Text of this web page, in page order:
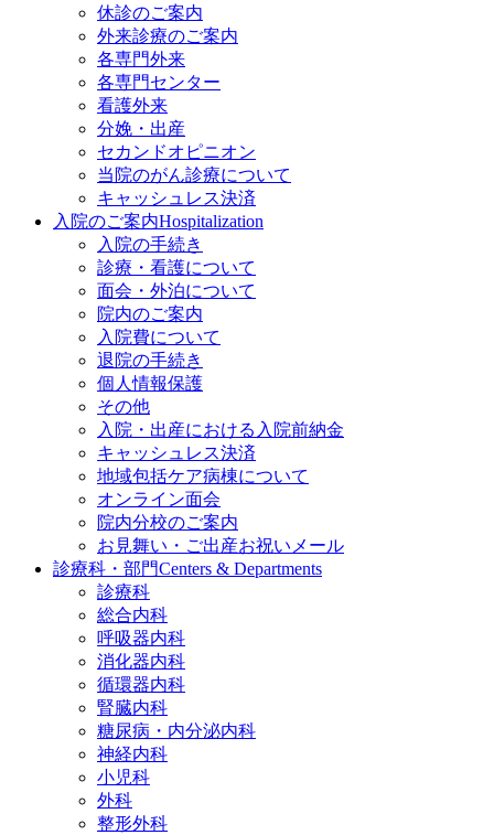
休診のご案内
外来診療のご案内
各専門外来
各専門センター
看護外来
分娩・出産
セカンドオピニオン
当院のがん診療について
キャッシュレス決済
入院のご案内Hospitalization
入院の手続き
診療・看護について
面会・外泊について
院内のご案内
入院費について
退院の手続き
個人情報保護
その他
入院・出産における入院前納金
キャッシュレス決済
地域包括ケア病棟について
オンライン面会
院内分校のご案内
お見舞い・ご出産お祝いメール
診療科・部門Centers & Departments
診療科
総合内科
呼吸器内科
消化器内科
循環器内科
腎臓内科
糖尿病・内分泌内科
神経内科
小児科
外科
整形外科